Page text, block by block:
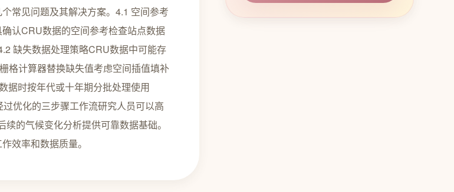
常见问题及其解决方案。4.1 空间参考
认CRU数据的空间参考检查站点数据
缺失数据处理策略CRU数据中可能存
格计算器替换缺失值考虑空间插值填补
据时按年代或十年期分批处理使用
优化的三步骤工作流研究人员可以高
的气候变化分析提供可靠数据基础。
效率和数据质量。